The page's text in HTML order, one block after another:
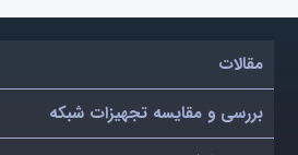
مقالات
بررسی و مقایسه تجهیزات شبکه